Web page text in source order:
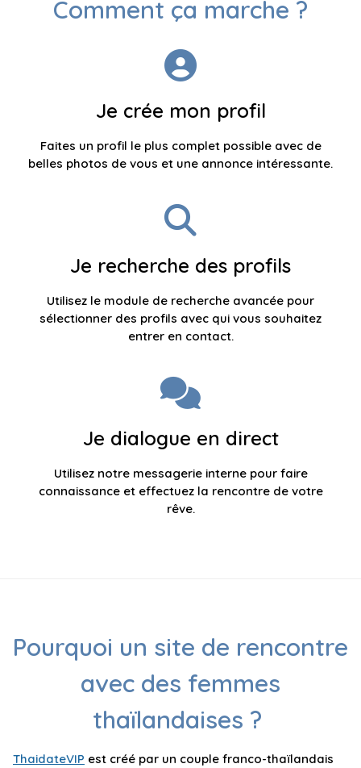
Comment ça marche ?
Je crée mon profil
Faites un profil le plus complet possible avec de
belles photos de vous et une annonce intéressante.
Je recherche des profils
Utilisez le module de recherche avancée pour
sélectionner des profils avec qui vous souhaitez
entrer en contact.
Je dialogue en direct
Utilisez notre messagerie interne pour faire
connaissance et effectuez la rencontre de votre
rêve.
Pourquoi un site de rencontre
avec des femmes
thaïlandaises ?
ThaidateVIP est créé par un couple franco-thaïlandais